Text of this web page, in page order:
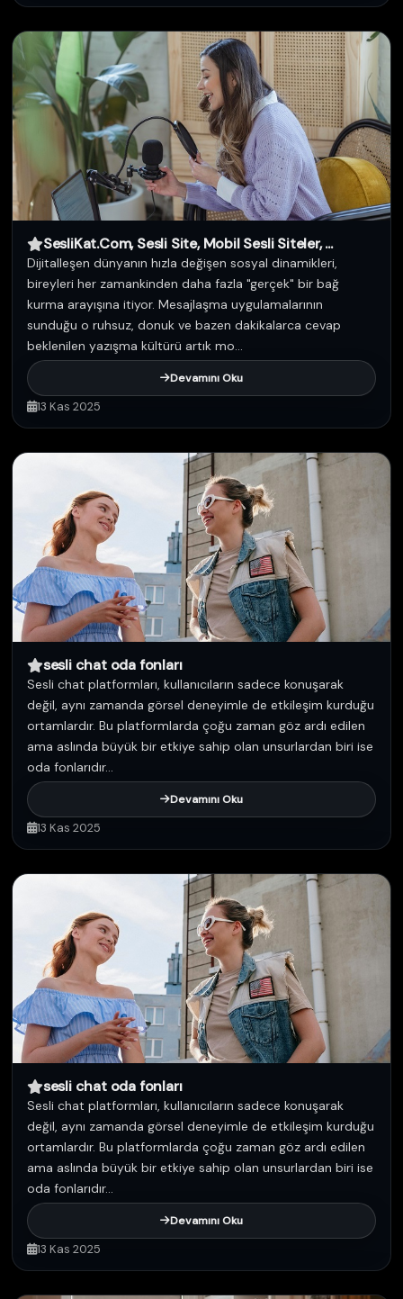
SesliKat.Com, Sesli Site, Mobil Sesli Siteler, ...
Dijitalleşen dünyanın hızla değişen sosyal dinamikleri,
bireyleri her zamankinden daha fazla "gerçek" bir bağ
kurma arayışına itiyor. Mesajlaşma uygulamalarının
sunduğu o ruhsuz, donuk ve bazen dakikalarca cevap
beklenilen yazışma kültürü artık mo...
Devamını Oku
13 Kas 2025
sesli chat oda fonları
Sesli chat platformları, kullanıcıların sadece konuşarak
değil, aynı zamanda görsel deneyimle de etkileşim kurduğu
ortamlardır. Bu platformlarda çoğu zaman göz ardı edilen
ama aslında büyük bir etkiye sahip olan unsurlardan biri ise
oda fonlarıdır...
Devamını Oku
13 Kas 2025
sesli chat oda fonları
Sesli chat platformları, kullanıcıların sadece konuşarak
değil, aynı zamanda görsel deneyimle de etkileşim kurduğu
ortamlardır. Bu platformlarda çoğu zaman göz ardı edilen
ama aslında büyük bir etkiye sahip olan unsurlardan biri ise
oda fonlarıdır...
Devamını Oku
13 Kas 2025